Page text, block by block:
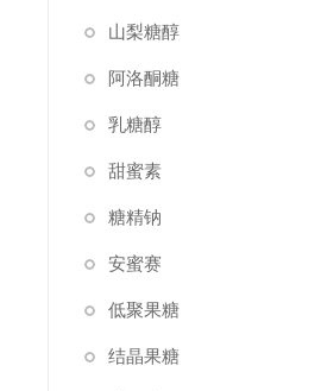
山梨糖醇
阿洛酮糖
乳糖醇
甜蜜素
糖精钠
安蜜赛
低聚果糖
结晶果糖